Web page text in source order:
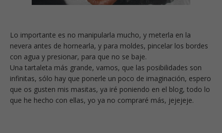
Lo importante es no manipularla mucho, y meterla en la
nevera antes de hornearla, y para moldes, pincelar los bordes
con agua y presionar, para que no se baje.
Una tartaleta más grande, vamos, que las posibilidades son
infinitas, sólo hay que ponerle un poco de imaginación, espero
que os gusten mis masitas, ya iré poniendo en el blog, todo lo
que he hecho con ellas, yo ya no compraré más, jejejeje.